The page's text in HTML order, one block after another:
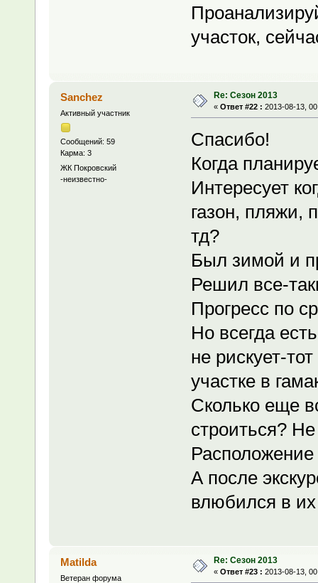
участок,
Sanchez
Активный участник
Сообщений: 59
Карма: 3
ЖК Покровский
-неизвестно-
Re: Сезон 2013
« Ответ #22 : 2013-08-13,
Спасибо!
Когда
Интересует
газон, пляжи,
тд?
Был зимой и
Решил все-
Прогресс по
Но всегда
не рискует-
участке в
Сколько еще
строиться?
Расположение
А после
влюбился в
Matilda
Ветеран форума
Re: Сезон 2013
« Ответ #23 : 2013-08-13,